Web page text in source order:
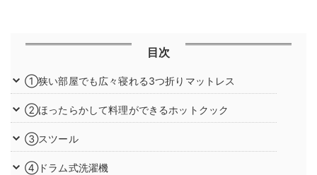
目次
①狭い部屋でも広々寝れる3つ折りマットレス
②ほったらかして料理ができるホットクック
③スツール
④ドラム式洗濯機